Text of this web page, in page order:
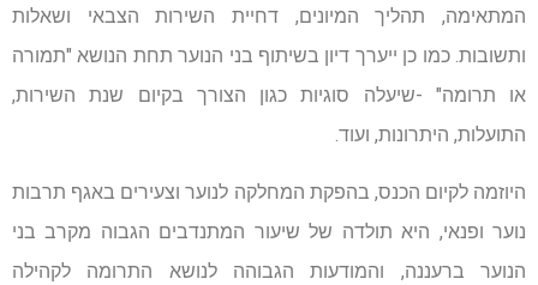
המתאימה, תהליך המיונים, דחיית השירות הצבאי ושאלות
ותשובות. כמו כן ייערך דיון בשיתוף בני הנוער תחת הנושא "תמורה
או תרומה" -שיעלה סוגיות כגון הצורך בקיום שנת השירות,
התועלות, היתרונות, ועוד.
היוזמה לקיום הכנס, בהפקת המחלקה לנוער וצעירים באגף תרבות
נוער ופנאי, היא תולדה של שיעור המתנדבים הגבוה מקרב בני
הנוער ברעננה, והמודעות הגבוהה לנושא התרומה לקהילה